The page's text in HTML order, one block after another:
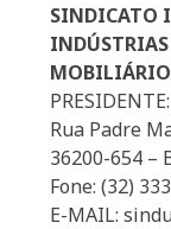
SINDICATO
INDÚSTRIAS
MOBILIÁRIO
Rua Padre
36200-654 –
Fone: (32)
E-MAIL: